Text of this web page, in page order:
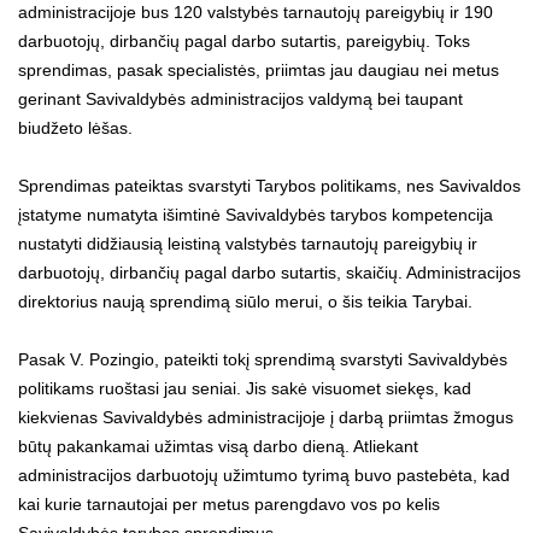
administracijoje bus 120 valstybės tarnautojų pareigybių ir 190
darbuotojų, dirbančių pagal darbo sutartis, pareigybių. Toks
sprendimas, pasak specialistės, priimtas jau daugiau nei metus
gerinant Savivaldybės administracijos valdymą bei taupant
biudžeto lėšas.
Sprendimas pateiktas svarstyti Tarybos politikams, nes Savivaldos
įstatyme numatyta išimtinė Savivaldybės tarybos kompetencija
nustatyti didžiausią leistiną valstybės tarnautojų pareigybių ir
darbuotojų, dirbančių pagal darbo sutartis, skaičių. Administracijos
direktorius naują sprendimą siūlo merui, o šis teikia Tarybai.
Pasak V. Pozingio, pateikti tokį sprendimą svarstyti Savivaldybės
politikams ruoštasi jau seniai. Jis sakė visuomet siekęs, kad
kiekvienas Savivaldybės administracijoje į darbą priimtas žmogus
būtų pakankamai užimtas visą darbo dieną. Atliekant
administracijos darbuotojų užimtumo tyrimą buvo pastebėta, kad
kai kurie tarnautojai per metus parengdavo vos po kelis